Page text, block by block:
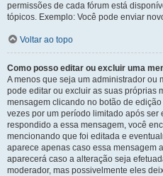
permissões de cada fórum está
tópicos. Exemplo: Você pode enviar
Voltar ao topo
Como posso editar ou excluir uma
A menos que seja um administrador ou
pode editar ou excluir as suas próprias
mensagem clicando no botão de
vezes por um período limitado após
respondido a essa mensagem, você
mencionando que foi editada e
aparece apenas caso essa mensagem
aparecerá caso a alteração seja
moderador, mas possivelmente eles